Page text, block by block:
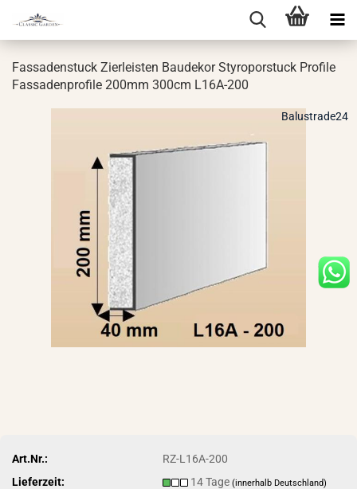
Fas­sa­den­stuck Zier­leis­ten Bau­de­kor Sty­ro­por­stuck Pro­fi­le
Fas­sa­den­pro­fi­le 200mm 300cm L16A-​200
Balustrade24
Art.Nr.:
RZ-L16A-200
Lieferzeit:
14 Tage(innerhalb Deutschland)